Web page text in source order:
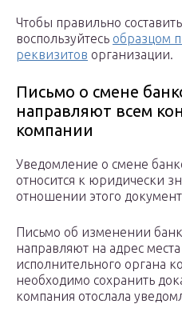
Чтобы правильно
воспользуйтесь образцом
реквизитов организации.
Письмо о смене
направляют всем
компании
Уведомление о смене
относится к юридически
отношении этого
Письмо об изменении
направляют на адрес
исполнительного органа
необходимо сохранить
компания отослала